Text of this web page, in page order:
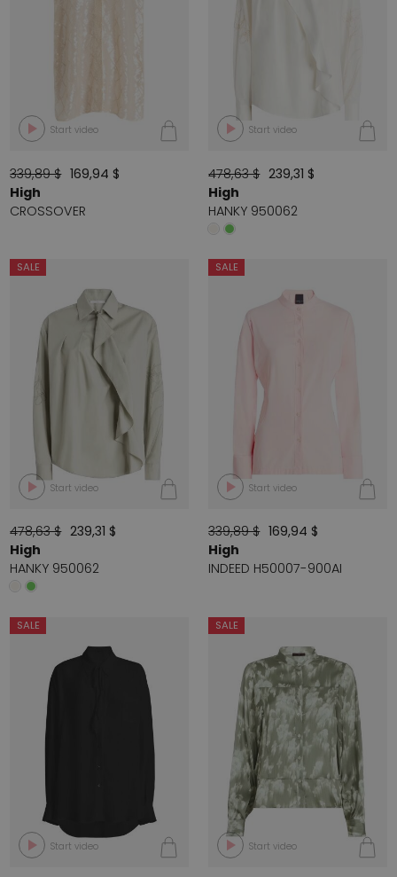
Start video
339,89 $ 169,94 $
High
CROSSOVER
Start video
478,63 $ 239,31 $
High
HANKY 950062
SALE
Start video
478,63 $ 239,31 $
High
HANKY 950062
SALE
Start video
339,89 $ 169,94 $
High
INDEED H50007-900AI
SALE
Start video
SALE
Start video